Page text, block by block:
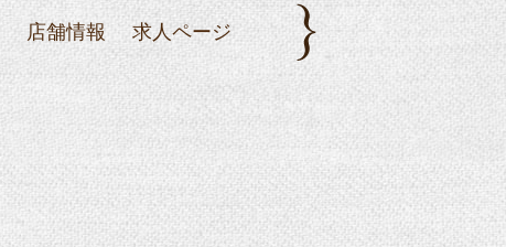
店舗情報 求人ページ